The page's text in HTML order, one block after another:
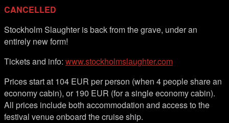
CANCELLED
Stockholm Slaughter is back from the grave, under an
entirely new form!
Tickets and info: www.stockholmslaughter.com
Prices start at 104 EUR per person (when 4 people share an
economy cabin), or 190 EUR (for a single economy cabin).
All prices include both accommodation and access to the
festival venue onboard the cruise ship.